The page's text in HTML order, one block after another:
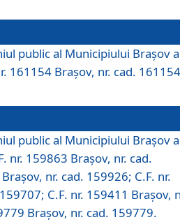
public al Municipiului Braşov a
161154 Brașov, nr. cad.
public al Municipiului Braşov a
nr. 159863 Brașov, nr. cad.
nr. cad. 159926; C.F. nr.
C.F. nr. 159411 Brașov,
Brașov, nr. cad. 159779.